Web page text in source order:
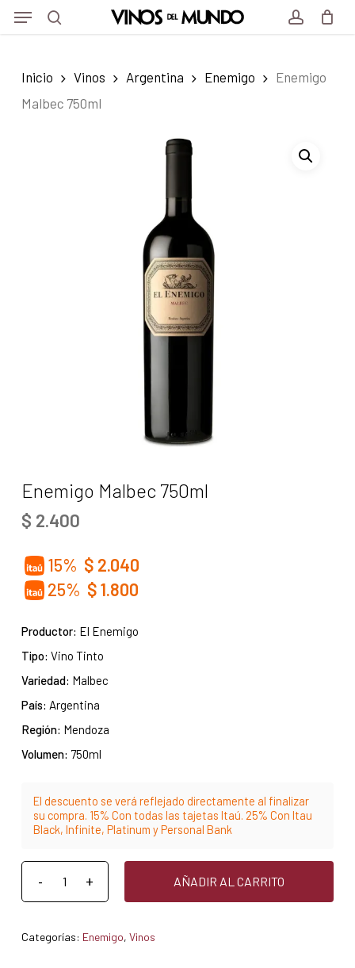
Skip
content
Menu
Inicio Vinos Argentina Enemigo
Enemigo
Malbec 750ml
Enemigo Malbec 750ml
$ 2.400
15% $ 2.040
25% $1.800
Productor: El Enemigo
Tipo: Vino Tinto
Variedad: Malbec
País: Argentina
Región: Mendoza
Volumen: 750ml
El descuento se verá reflejado directamente al finalizar
su compra. 15% Con todas las tajetas Itaú. 25% Con Itau
Black, Infinite, Platinum y Personal Bank
AÑADIR AL CARRITO
Categorías: Enemigo, Vinos